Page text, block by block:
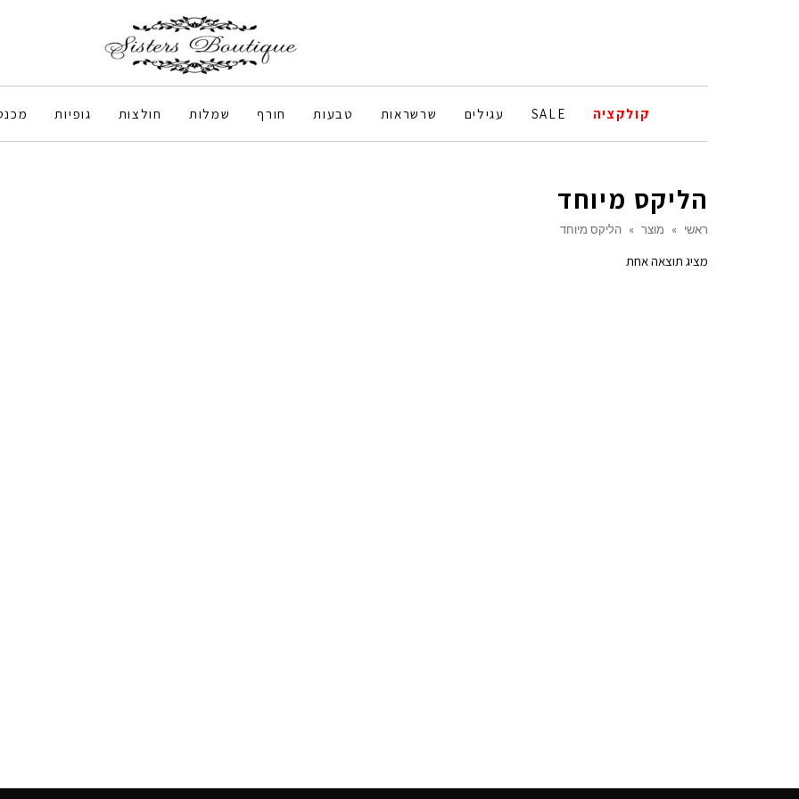
קולקציה SALE עגילים שרשראות טבעות חורף שמלות חולצות גופיות
הליקס מיוחד
ראשי » מוצר » הליקס מיוחד
מציג תוצאה אחת